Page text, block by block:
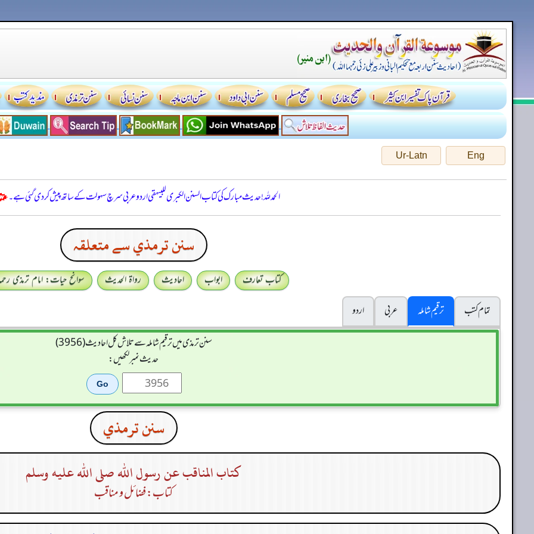
Eng
Ur-Latn
الحمدللہ! حدیث مبارک کی کتاب السنن الكبرى للبيهقي اردو عربی سرچ سہولت کے ساتھ پیش کر دی گئی ہے۔
سنن ترمذي سے متعلقہ
کتاب تعارف ابواب احادیث رواۃ الحدیث
سوانح حیات: امام ترمذی
تمام کتب
ترقیم شاملہ عربی
اردو
سنن ترمذی میں ترقیم شاملہ سے تلاش کل احادیث (3956)
حدیث نمبر لکھیں:
سنن ترمذي
كتاب المناقب عن رسول الله صلى الله عليه وسلم
کتاب: فضائل و مناقب